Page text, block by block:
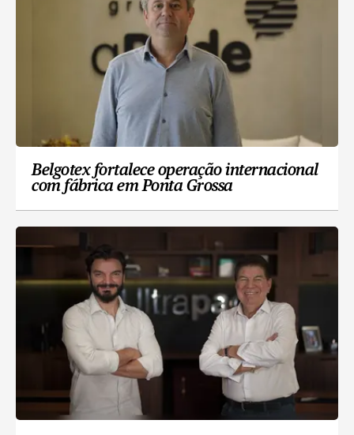
Belgotex fortalece operação internacional
com fábrica em Ponta Grossa